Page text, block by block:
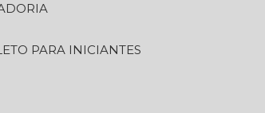
PARA INICIANTES